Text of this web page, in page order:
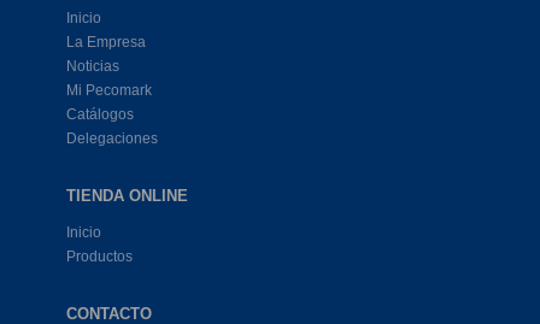
Inicio
La Empresa
Noticias
Mi Pecomark
Catálogos
Delegaciones
TIENDA ONLINE
Inicio
Productos
CONTACTO